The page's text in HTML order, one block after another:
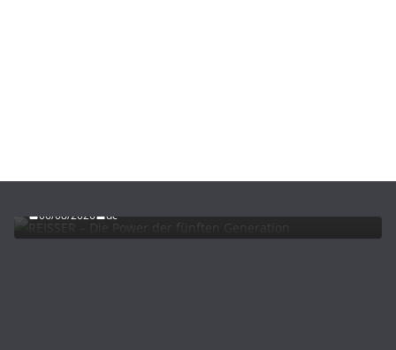
REISSER – Die Power der fünften Generation
06/08/2026 dc